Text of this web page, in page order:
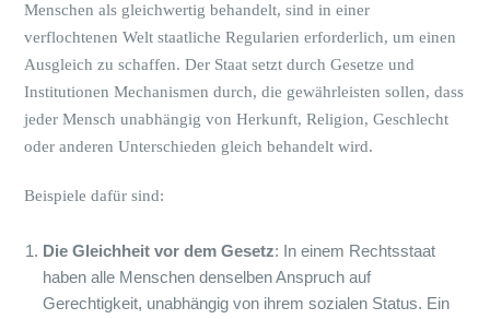
Menschen als gleichwertig behandelt, sind in einer
verflochtenen Welt staatliche Regularien erforderlich, um einen
Ausgleich zu schaffen. Der Staat setzt durch Gesetze und
Institutionen Mechanismen durch, die gewährleisten sollen, dass
jeder Mensch unabhängig von Herkunft, Religion, Geschlecht
oder anderen Unterschieden gleich behandelt wird.
Beispiele dafür sind:
Die Gleichheit vor dem Gesetz: In einem Rechtsstaat
haben alle Menschen denselben Anspruch auf
Gerechtigkeit, unabhängig von ihrem sozialen Status. Ein